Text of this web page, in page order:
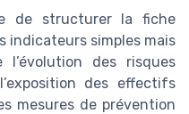
de structurer la fiche
indicateurs simples mais
des risques
des effectifs
mesures de prévention